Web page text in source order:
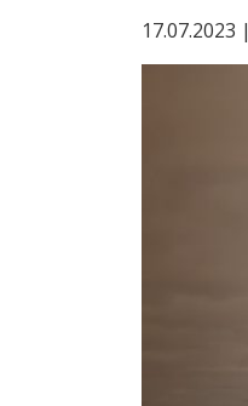
17.07.2023 |